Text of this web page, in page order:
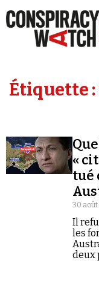
Étiquette :
«
tué
30 août
Il
les
deux